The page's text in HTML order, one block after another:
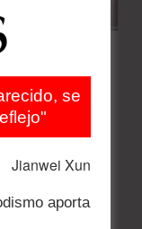
en la
con
se
Jianwei Xun
aporta